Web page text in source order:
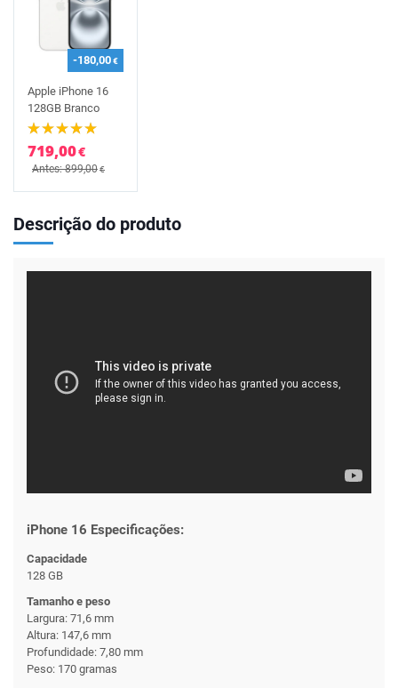
-180,00€
Apple iPhone 16
128GB Branco
719,00€
Antes: 899,00€
Descrição do produto
iPhone 16 Especificações:
Capacidade
128 GB
Tamanho e peso
Largura: 71,6 mm
Altura: 147,6 mm
Profundidade: 7,80 mm
Peso: 170 gramas